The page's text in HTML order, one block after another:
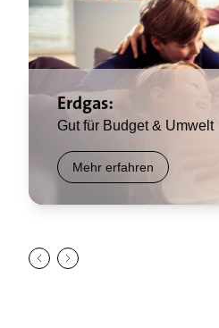
Erdgas:
Gut für Budget & Umwelt
Mehr erfahren